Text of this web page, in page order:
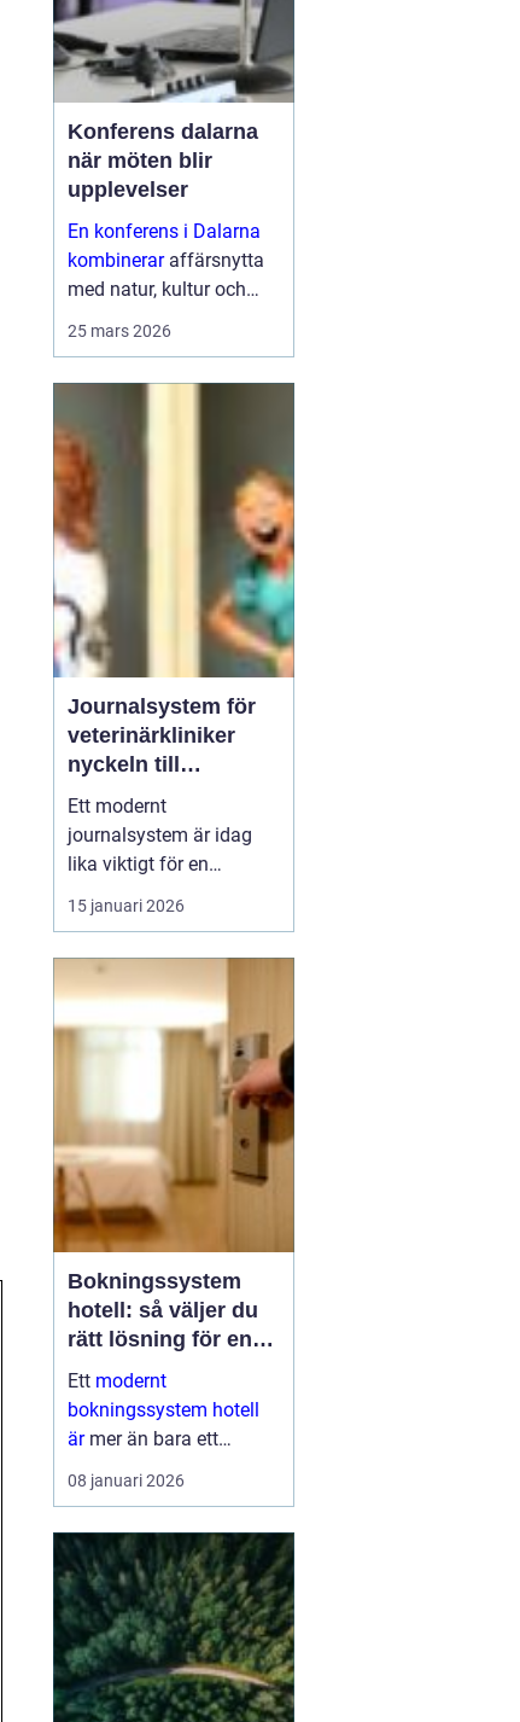
Konferens dalarna
när möten blir
upplevelser
En konferens i Dalarna
kombineraraffärsnytta
med natur, kultur och
fokus, sammanhållning
och ny energ...
25 mars 2026
Journalsystem för
veterinärkliniker
nyckeln till
smidigare vardag
och säkrare vård
Ett modernt
journalsystem är idag
lika viktigt för en
veterinärklinik som
röntgenutrustning och
kundkontakt och
administration samlas i
samma digitala flöde blir
arbetet både snabbare
djurägaren märks det
som...
15 januari 2026
Bokningssystem
hotell: så väljer du
rätt lösning för en
modern
gästupplevelse
Ett modernt
bokningssystem hotell
ärmer än bara ett
verktyg för att fylla rum.
För många anläggningar
verksamheten. När
bokni...
08 januari 2026